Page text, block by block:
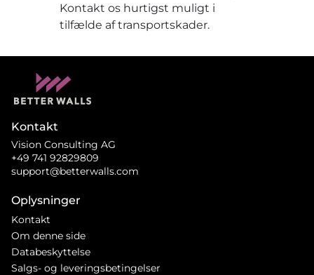
Kontakt os hurtigst muligt i
tilfælde af transportskader.
Kontakt
Vision Consulting AG
+49 741 92829809
support@betterwalls.com
Oplysninger
Kontakt
Om denne side
Databeskyttelse
Salgs- og leveringsbetingelser